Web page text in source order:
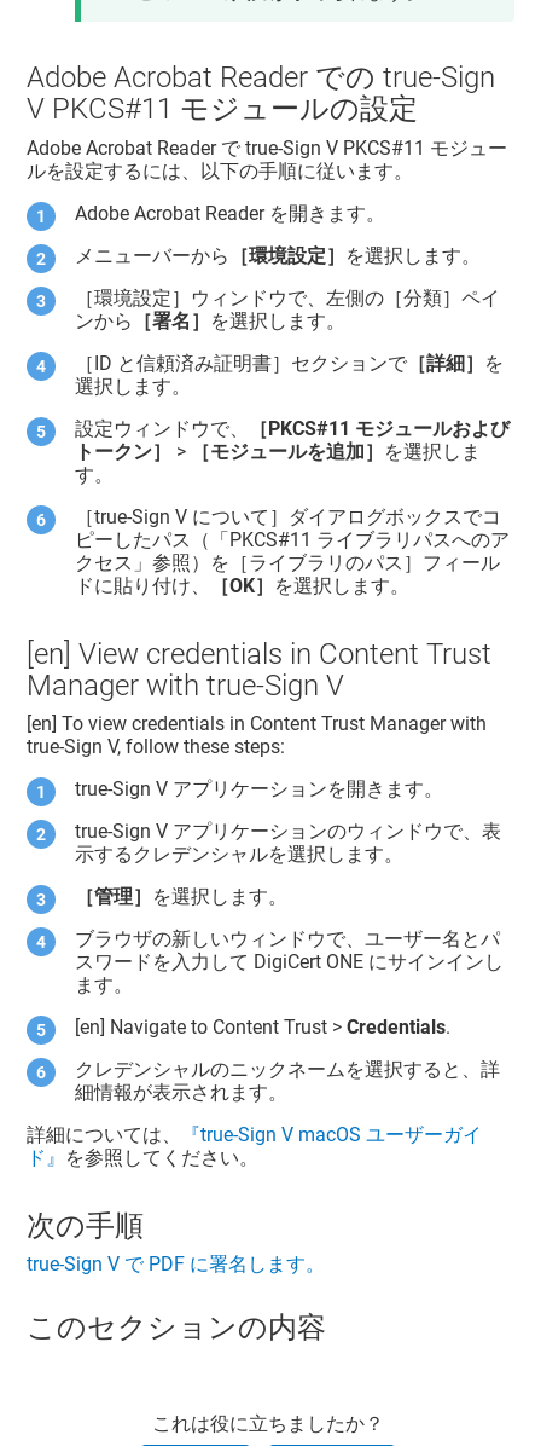
Adobe Acrobat Reader での true-Sign
V PKCS#11 モジュールの設定
Adobe Acrobat Reader で true-Sign V PKCS#11 モジュー
ルを設定するには、以下の手順に従います。
Adobe Acrobat Reader を開きます。
メニューバーから
［環境設定］ を選択します。
［環境設定］ウィンドウで、左側の［分類］ペイ
ンから
［署名］ を選択します。
［ID と信頼済み証明書］セクションで ［詳細］ を
選択します。
設定ウィンドウで、
［PKCS#11 モジュールおよび
トークン］
> ［モジュールを追加］ を選択しま
す。
［true-Sign V について］ダイアログボックスでコ
ピーしたパス（「PKCS#11 ライブラリパスへのア
クセス」参照）を［ライブラリのパス］フィール
ドに貼り付け、
［OK］ を選択します。
[en] View credentials in Content Trust
Manager with true-Sign V
[en] To view credentials in Content Trust Managerwith
true-Sign V, follow these steps:
true-Sign V アプリケーションを開きます。
true-Sign V アプリケーションのウィンドウで、表
示するクレデンシャルを選択します。
［管理］ を選択します。
ブラウザの新しいウィンドウで、ユーザー名とパ
スワードを入力して DigiCert ONE にサインインし
ます。
[en] Navigate to Content Trust >Credentials.
クレデンシャルのニックネームを選択すると、詳
細情報が表示されます。
詳細については、
『true-Sign V macOS ユーザーガイ
ド』 を参照してください。
次の手順
true-Sign V で PDF に署名します。
このセクションの内容
これは役に立ちましたか？